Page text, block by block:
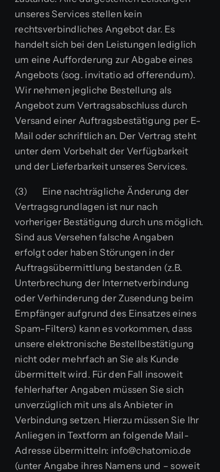
unseres Services stellen kein
rechtsverbindliches Angebot dar. Es
handelt sich bei den Leistungen lediglich
um eine Aufforderung zur Abgabe eines
Angebots (sog. invitatio ad offerendum).
Wir nehmen jegliche Bestellung als
Angebot zum Vertragsabschluss durch
Versand einer Auftragsbestätigung per E-
Mail oder schriftlich an. Der Vertrag steht
unter dem Vorbehalt der Verfügbarkeit
und der Lieferbarkeit unseres Services.
(3) Eine nachträgliche Änderung der
Vertragsgrundlagen ist nur nach
vorheriger Bestätigung durch uns möglich.
Sind aus Versehen falsche Angaben
erfolgt oder haben Störungen in der
Auftragsübermittlung bestanden (z.B.
Unterbrechung der Internetverbindung
oder Verhinderung der Zusendung beim
Empfänger aufgrund des Einsatzes eines
Spam-Filters) kann es vorkommen, dass
unsere elektronische Bestellbestätigung
nicht oder mehrfach an Sie als Kunde
übermittelt wird. Für den Fall insoweit
fehlerhafter Angaben müssen Sie sich
unverzüglich mit uns als Anbieter in
Verbindung setzen. Hierzu müssen Sie Ihr
Anliegen in Textform an folgende Mail-
Adresse übermitteln: info@chatomio.de
(unter Angabe ihres Namens und – soweit